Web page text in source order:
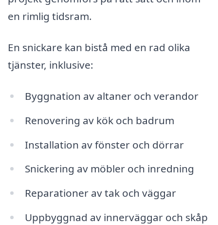
en rimlig tidsram.
En snickare kan bistå med en rad olika
tjänster, inklusive:
Byggnation av altaner och verandor
Renovering av kök och badrum
Installation av fönster och dörrar
Snickering av möbler och inredning
Reparationer av tak och väggar
Uppbyggnad av innerväggar och skåp